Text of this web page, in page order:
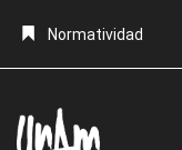
Normatividad